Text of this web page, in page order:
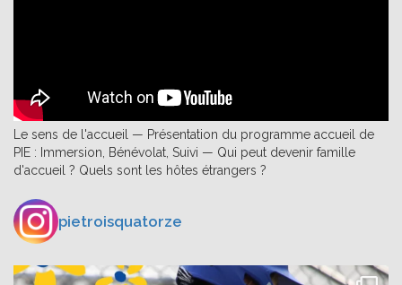
Le sens de l'accueil — Présentation du programme accueil de
PIE : Immersion, Bénévolat, Suivi — Qui peut devenir famille
d'accueil ? Quels sont les hôtes étrangers ?
pietroisquatorze